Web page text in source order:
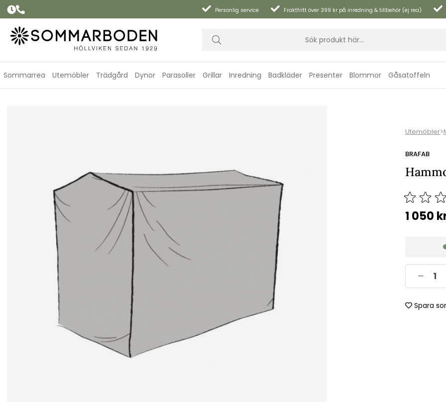
Personlig service Fraktfritt över 399 kr på inredning & tillbehör (ej rea)
Sommarrea Utemöbler Trädgård Dynor Parasoller Grillar Inredning Badkläder Presenter Blommor Gåsatoffeln
Utemöbler>
BRAFAB
1 050
Spara